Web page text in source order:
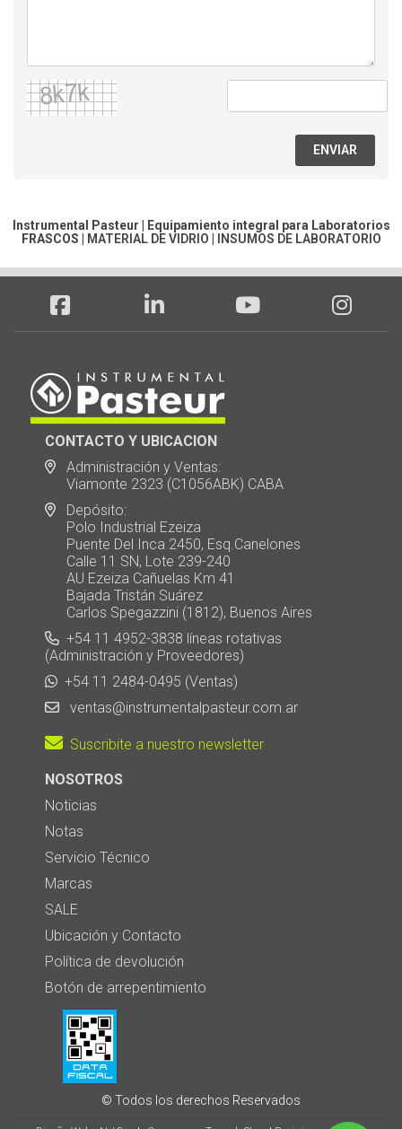
ENVIAR
Instrumental Pasteur | Equipamiento integral para Laboratorios
FRASCOS
MATERIAL DE VIDRIO INSUMOS DE LABORATORIO
CONTACTO Y UBICACION
Administración y Ventas:
Viamonte 2323 (C1056ABK) CABA
Depósito:
Polo Industrial Ezeiza
Puente Del Inca 2450, Esq.Canelones
Calle 11 SN, Lote 239-240
AU Ezeiza Cañuelas Km 41
Bajada Tristán Suárez
Carlos Spegazzini (1812), Buenos Aires
+54 11 4952-3838 líneas rotativas
(Administración y Proveedores)
+54 11 2484-0495 (Ventas)
ventas@instrumentalpasteur.com.ar
Suscribite a nuestro newsletter
NOSOTROS
Noticias
Notas
Servicio Técnico
Marcas
SALE
Ubicación y Contacto
Política de devolución
Botón de arrepentimiento
© Todos los derechos Reservados